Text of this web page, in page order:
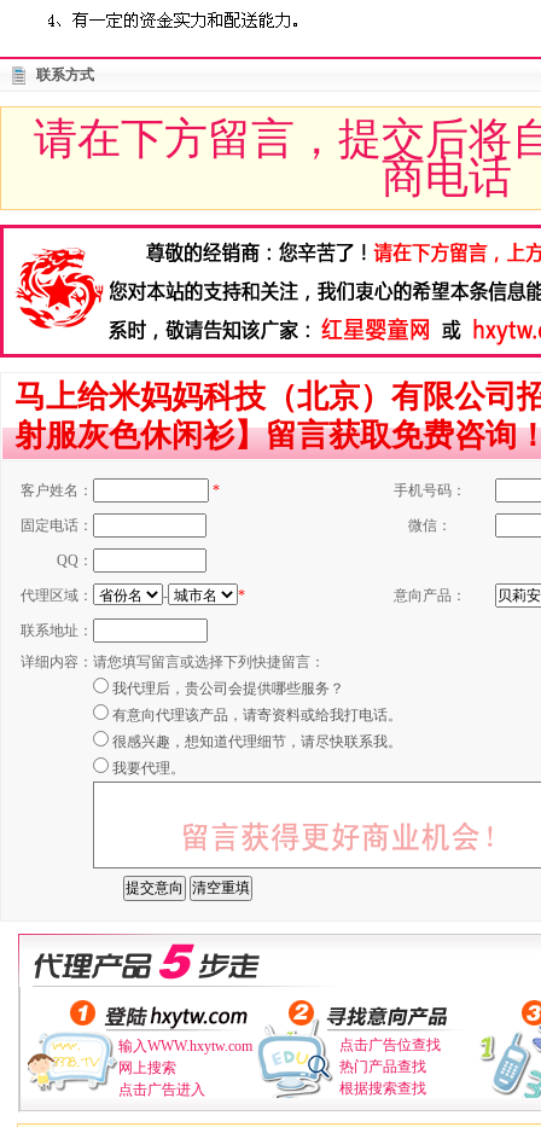
联系方式
请在下方留言，提交后将
商电话
马上给米妈妈科技（北京）有限公司
射服灰色休闲衫】留言获取免费咨询
客户姓名： * 手机号码：
固定电话： 微信：
QQ：
代理区域： - * 意向产品：
联系地址：
详细内容： 请您填写留言或选择下列快捷留言：
我代理后，贵公司会提供哪些服务？
有意向代理该产品，请寄资料或给我打电话。
很感兴趣，想知道代理细节，请尽快联系我。
我要代理。
输入WWW.hxytw.com
网上搜索
点击广告进入
点击广告位查找
热门产品查找
根据搜索查找